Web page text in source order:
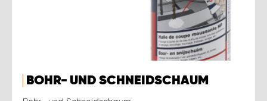
BOHR- UND SCHNEIDSCHAUM